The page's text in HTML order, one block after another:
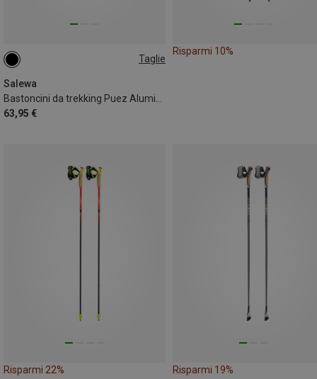
Taglie
Salewa
63,95 €
105-140CM
Risparmi 10%
Risparmi 22% Risparmi 19%